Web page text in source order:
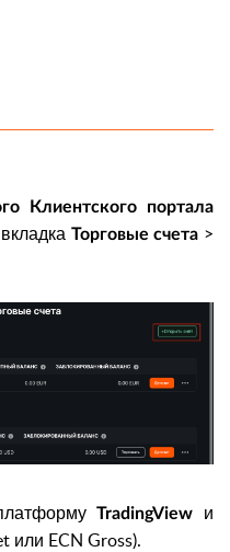
Клиентского портала
вкладка Торговые счета >
TradingView
и
или ECN Gross).